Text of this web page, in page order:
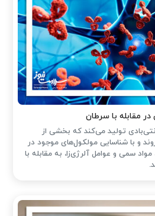
مقابله با سرطان
تولید می‌کند که بخشی از
و با شناسایی مولکول‌های موجود در
مواد سمی و عوامل آلرژی‌زا، به مقابله با